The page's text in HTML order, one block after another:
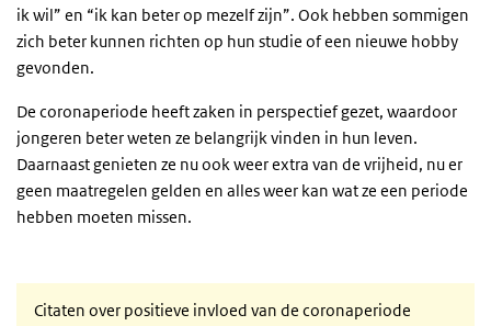
ik wil” en “ik kan beter op mezelf zijn”. Ook hebben sommigen
zich beter kunnen richten op hun studie of een nieuwe hobby
gevonden.
De coronaperiode heeft zaken in perspectief gezet, waardoor
jongeren beter weten ze belangrijk vinden in hun leven.
Daarnaast genieten ze nu ook weer extra van de vrijheid, nu er
geen maatregelen gelden en alles weer kan wat ze een periode
hebben moeten missen.
Citaten over positieve invloed van de coronaperiode